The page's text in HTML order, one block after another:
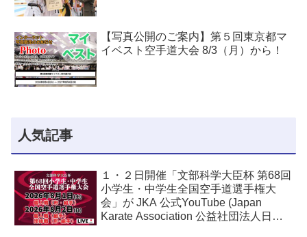
【写真公開のご案内】第５回東京都マ
イベスト空手道大会 8/3（月）から！
人気記事
１・２日開催「文部科学大臣杯 第68回
小学生・中学生全国空手道選手権大
会」が JKA 公式YouTube (Japan
Karate Association 公益社団法人日本